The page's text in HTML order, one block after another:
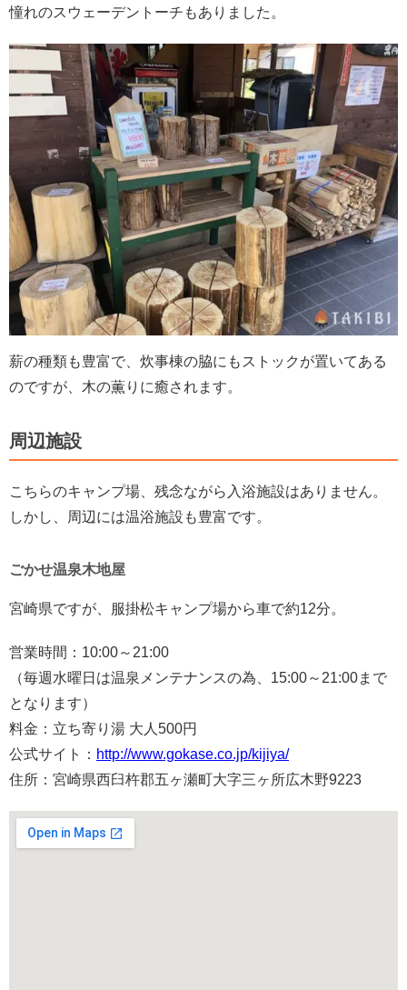
憧れのスウェーデントーチもありました。
薪の種類も豊富で、炊事棟の脇にもストックが置いてある
のですが、木の薫りに癒されます。
周辺施設
こちらのキャンプ場、残念ながら入浴施設はありません。
しかし、周辺には温浴施設も豊富です。
ごかせ温泉木地屋
宮崎県ですが、服掛松キャンプ場から車で約12分。
営業時間：10:00～21:00
（毎週水曜日は温泉メンテナンスの為、15:00～21:00まで
となります）
料金：立ち寄り湯 大人500円
公式サイト： http://www.gokase.co.jp/kijiya/
住所：宮崎県西臼杵郡五ヶ瀬町大字三ヶ所広木野9223